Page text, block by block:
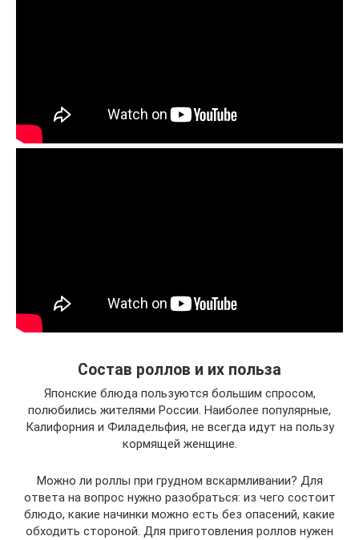
Состав роллов и их польза
Японские блюда пользуются большим спросом,
полюбились жителями России. Наиболее популярные,
Калифорния и Филадельфия, не всегда идут на пользу
кормящей женщине.
Можно ли роллы при грудном вскармливании? Для
ответа на вопрос нужно разобраться: из чего состоит
блюдо, какие начинки можно есть без опасений, какие
обходить стороной. Для приготовления роллов нужен